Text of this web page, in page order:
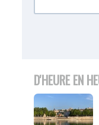
D'HEURE EN